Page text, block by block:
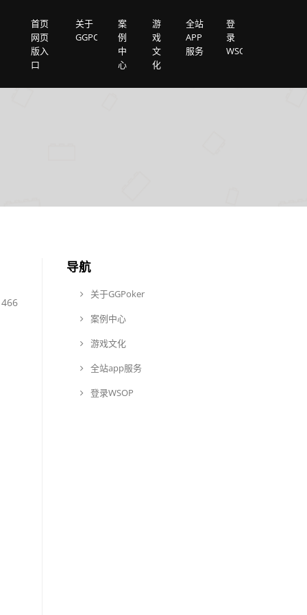
首页
网页
版入
口
关于
GGPOKER
案
例
中
心
游
戏
文
化
全站
APP
服务
登
录
WSOP
导航
关于GGPoker
案例中心
游戏文化
全站app服务
登录WSOP